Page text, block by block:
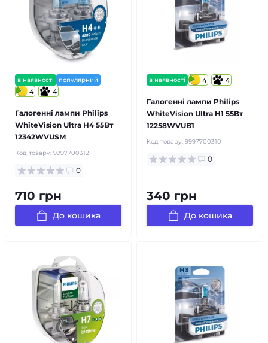
в наявності популярний
4 4
Галогенні лампи Philips
WhiteVision Ultra H4 55Вт
12342WVUSM
Код товару: 9997700312
0
710 грн
До кошика
в наявності 4 4
Галогенні лампи Philips
WhiteVision Ultra H1 55Вт
12258WVUB1
Код товару: 9997700310
0
340 грн
До кошика